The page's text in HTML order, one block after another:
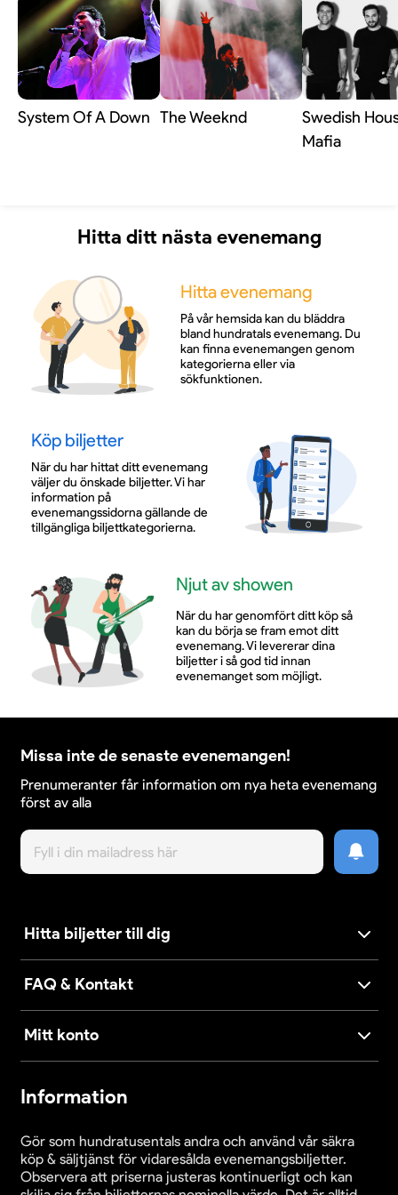
även en flitigt anlitad underhållare vid
företagsevent och galor, där hans breda musikaliska
register och karisma alltid är efterfrågad.
System Of A Down The Weeknd
Swedish
Mafia
Hitta ditt nästa evenemang
Hitta evenemang
På vår hemsida kan du bläddra
bland hundratals evenemang. Du
kan finna evenemangen genom
kategorierna eller via
sökfunktionen.
Köp biljetter
När du har hittat ditt evenemang
väljer du önskade biljetter. Vi har
information på
evenemangssidorna gällande de
tillgängliga biljettkategorierna.
Njut av showen
När du har genomfört ditt köp så
kan du börja se fram emot ditt
evenemang. Vi levererar dina
biljetter i så god tid innan
evenemanget som möjligt.
Missa inte de senaste evenemangen!
Prenumeranter får information om nya heta evenemang
först av alla
Hitta biljetter till dig
FAQ & Kontakt
Mitt konto
Information
Gör som hundratusentals andra och använd vår säkra
köp & säljtjänst för vidaresålda evenemangsbiljetter.
Observera att priserna justeras kontinuerligt och kan